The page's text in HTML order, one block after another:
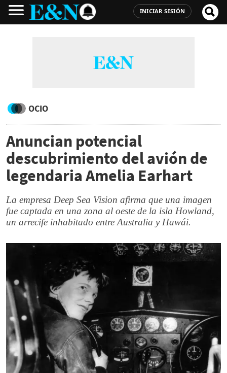
INICIAR SESIÓN
OCIO
Anuncian potencial
descubrimiento del avión de
legendaria Amelia Earhart
La empresa Deep Sea Vision afirma que una imagen
fue captada en una zona al oeste de la isla Howland,
un arrecife inhabitado entre Australia y Hawái.